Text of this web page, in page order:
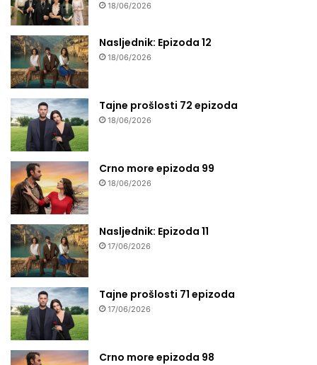
18/06/2026
Nasljednik: Epizoda 12
18/06/2026
Tajne prošlosti 72 epizoda
18/06/2026
Crno more epizoda 99
18/06/2026
Nasljednik: Epizoda 11
17/06/2026
Tajne prošlosti 71 epizoda
17/06/2026
Crno more epizoda 98